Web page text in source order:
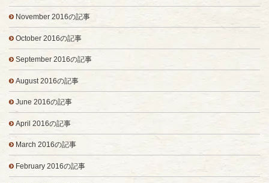
November 2016の記事
October 2016の記事
September 2016の記事
August 2016の記事
June 2016の記事
April 2016の記事
March 2016の記事
February 2016の記事